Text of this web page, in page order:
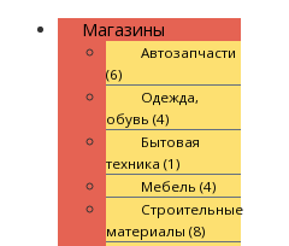
Магазины
Автозапчасти
(6)
Одежда,
обувь (4)
Бытовая
техника (1)
Мебель (4)
Строительные
материалы (8)